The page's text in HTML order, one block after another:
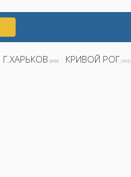
Г.ХАРЬКОВ (808) КРИВОЙ РОГ (392)